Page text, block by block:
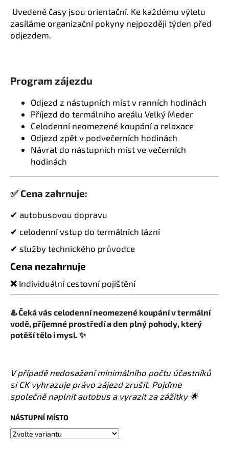
Uvedené časy jsou orientační. Ke každému výletu
zasíláme organizační pokyny nejpozději týden před
odjezdem.
Program zájezdu
Odjezd z nástupních míst v ranních hodinách
Příjezd do termálního areálu Velký Meder
Celodenní neomezené koupání a relaxace
Odjezd zpět v podvečerních hodinách
Návrat do nástupních míst ve večerních
hodinách
✅ Cena zahrnuje:
✔ autobusovou dopravu
✔ celodenní vstup do termálních lázní
✔ služby technického průvodce
Cena nezahrnuje
❌ Individuální cestovní pojištění
♨️ Čeká vás celodenní neomezené koupání v termální
vodě, příjemné prostředí a den plný pohody, který
potěší tělo i mysl. ✨
V případě nedosažení minimálního počtu účastníků
si CK vyhrazuje právo zájezd zrušit. Pojďme
společně naplnit autobus a vyrazit za zážitky 🌟
NÁSTUPNÍ MÍSTO